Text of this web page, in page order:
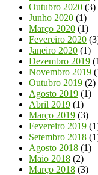
Outubro 2020 (3)
Junho 2020 (1)
Março 2020 (1)
Fevereiro 2020
Janeiro 2020 (1)
Dezembro 2019
Novembro 2019
Outubro 2019 (2)
Agosto 2019 (1)
Abril 2019 (1)
Março 2019 (3)
Fevereiro 2019
Setembro 2018
Agosto 2018 (1)
Maio 2018 (2)
Março 2018 (3)